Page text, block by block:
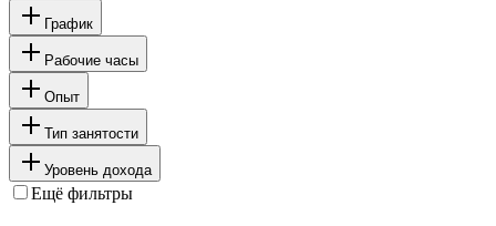
График
Рабочие часы
Опыт
Тип занятости
Уровень дохода
Ещё фильтры